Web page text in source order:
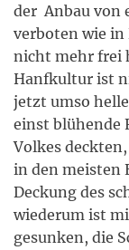
der Anbau von
verboten wie in
nicht mehr frei
Hanfkultur ist
jetzt umso
einst blühende
Volkes
in den meisten
Deckung des
wiederum ist
gesunken, die